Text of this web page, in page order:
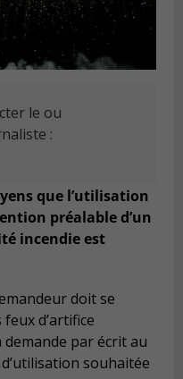
le ou
:
que l’utilisation
préalable d’un
incendie est
doit se
d’artifice
par écrit au
souhaitée